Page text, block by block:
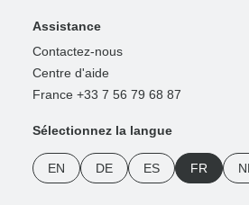
Assistance
Contactez-nous
Centre d'aide
France +33 7 56 79 68 87
Sélectionnez la langue
EN DE ES FR NL